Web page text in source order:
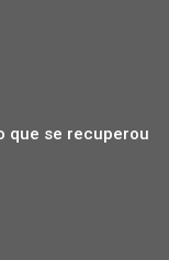
que se recuperou